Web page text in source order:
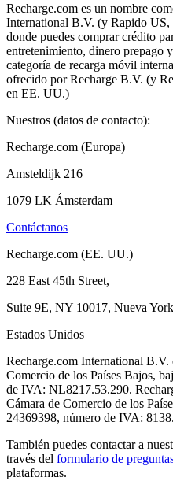
Recharge.com es un nombre
International B.V. (y Rapido
donde puedes comprar crédito
entretenimiento, dinero prepago
categoría de recarga móvil
ofrecido por Recharge B.V. (y
en EE. UU.)
Nuestros (datos de contacto):
Recharge.com (Europa)
Amsteldijk 216
1079 LK Ámsterdam
Contáctanos
Recharge.com (EE. UU.)
228 East 45th Street,
Suite 9E, NY 10017, Nueva York
Estados Unidos
Recharge.com International B.V.
Comercio de los Países Bajos,
de IVA: NL8217.53.290.
Cámara de Comercio de los
24369398, número de IVA:
También puedes contactar a
través del formulario de
plataformas.